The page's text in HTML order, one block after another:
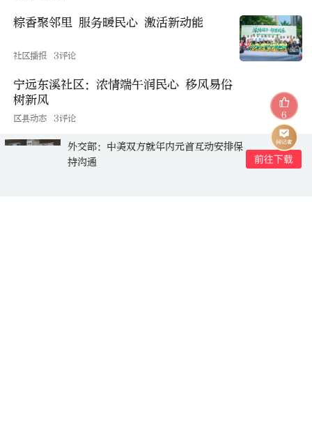
粽香聚邻里 服务暖民心 激活新动能
社区播报 3评论
宁远东溪社区：浓情端午润民心 移风易俗
树新风
区县动态 3评论
外交部：中美双方就年内元首互动安排保
持沟通
6